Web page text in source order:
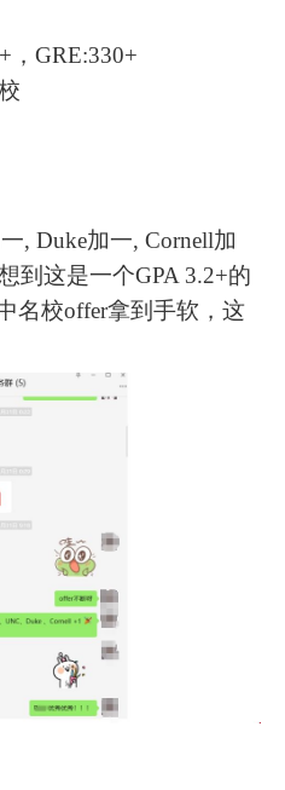
，GRE:330+
Duke加一, Cornell加
到这是一个GPA 3.2+的
名校offer拿到手软，这